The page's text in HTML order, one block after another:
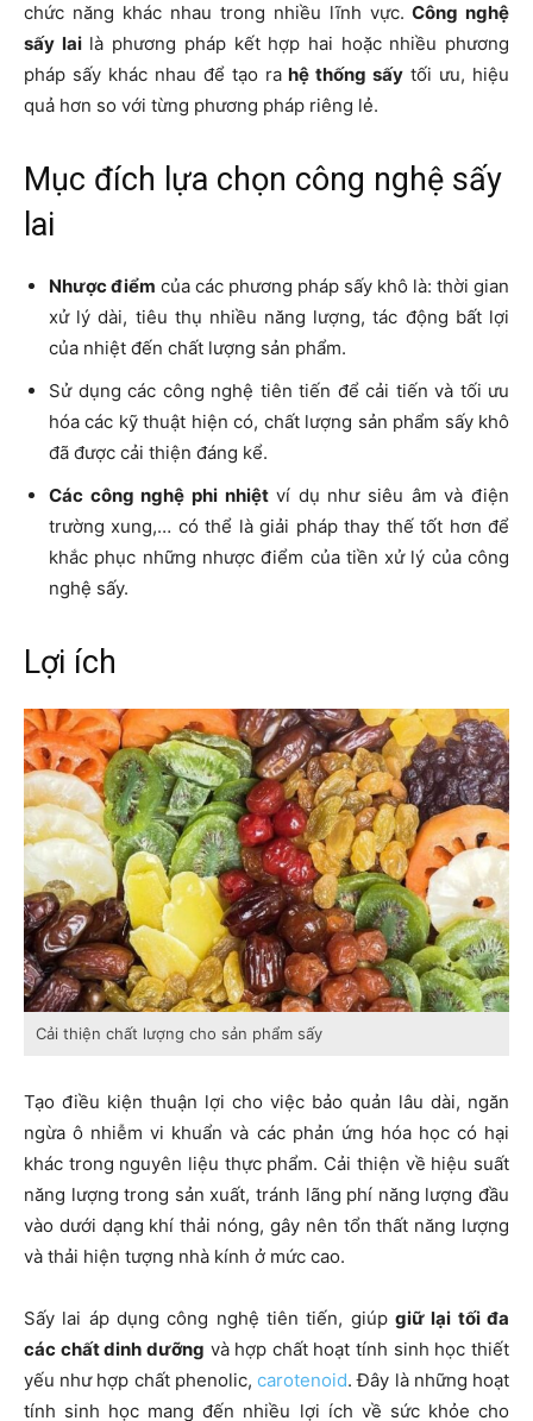
chức năng khác nhau trong nhiều lĩnh vực. Công nghệ
sấy lailà phương pháp kết hợp hai hoặc nhiều phương
pháp sấy khác nhau để tạo rahệ thống sấy tối ưu, hiệu
quả hơn so với từng phương pháp riêng lẻ.
Mục đích lựa chọn công nghệ sấy
lai
Nhược điểm của các phương pháp sấy khô là: thời gian
xử lý dài, tiêu thụ nhiều năng lượng, tác động bất lợi
của nhiệt đến chất lượng sản phẩm.
Sử dụng các công nghệ tiên tiến để cải tiến và tối ưu
hóa các kỹ thuật hiện có, chất lượng sản phẩm sấy khô
đã được cải thiện đáng kể.
Các công nghệ phi nhiệtví dụ như siêu âm và điện
trường xung,… có thể là giải pháp thay thế tốt hơn để
khắc phục những nhược điểm của tiền xử lý của công
nghệ sấy.
Lợi ích
Cải thiện chất lượng cho sản phẩm sấy
Tạo điều kiện thuận lợi cho việc bảo quản lâu dài, ngăn
ngừa ô nhiễm vi khuẩn và các phản ứng hóa học có hại
khác trong nguyên liệu thực phẩm. Cải thiện về hiệu suất
năng lượng trong sản xuất, tránh lãng phí năng lượng đầu
vào dưới dạng khí thải nóng, gây nên tổn thất năng lượng
và thải hiện tượng nhà kính ở mức cao.
Sấy lai áp dụng công nghệ tiên tiến, giúp giữ lại tối đa
các chất dinh dưỡng và hợp chất hoạt tính sinh học thiết
yếu như hợp chất phenolic,carotenoid. Đây là những hoạt
tính sinh học mang đến nhiều lợi ích về sức khỏe cho